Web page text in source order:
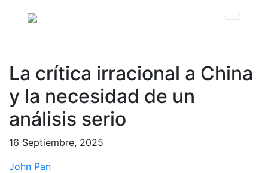
La crítica irracional a China
y la necesidad de un
análisis serio
16 Septiembre, 2025
John Pan